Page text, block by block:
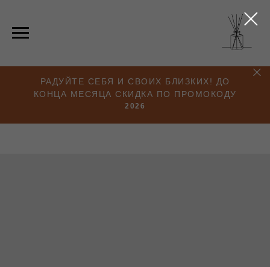
РАДУЙТЕ СЕБЯ И СВОИХ БЛИЗКИХ! ДО
КОНЦА МЕСЯЦА СКИДКА ПО ПРОМОКОДУ
2026